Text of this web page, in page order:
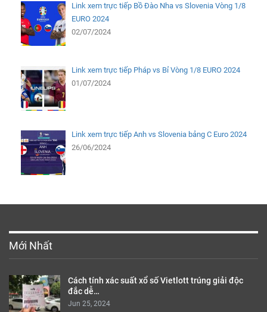
Link xem trực tiếp Bồ Đào Nha vs Slovenia Vòng 1/8
EURO 2024
02/07/2024
Link xem trực tiếp Pháp vs Bỉ Vòng 1/8 EURO 2024
01/07/2024
Link xem trực tiếp Anh vs Slovenia bảng C Euro 2024
26/06/2024
Mới Nhất
Cách tính xác suất xổ số Vietlott trúng giải độc
đắc dễ…
Jun 25, 2024